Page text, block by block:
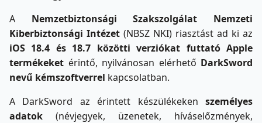
A Nemzetbiztonsági Szakszolgálat Nemzeti
Kiberbiztonsági Intézet (NBSZ NKI) riasztást ad ki az
iOS 18.4 és 18.7 közötti verziókat futtató Apple
termékeket érintő, nyilvánosan elérhető DarkSword
nevű kémszoftverrel kapcsolatban.
A DarkSword az érintett készülékeken személyes
adatok (névjegyek, üzenetek, híváselőzmények,